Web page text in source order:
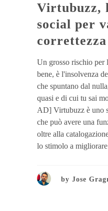
Virtubuzz, lo strumento
social per
Un grosso rischio per
bene, è l'insolvenza
che spuntano dal
quasi e di cui tu sai
AD] Virtubuzz è uno
che può avere una
oltre alla
lo stimolo a
by Jose